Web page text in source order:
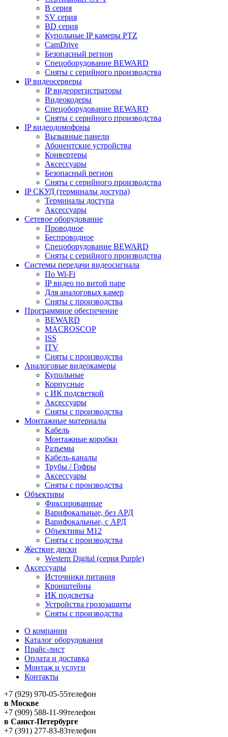
B серия
SV серия
BD серия
Купольные IP камеры PTZ
CamDrive
Безопасный регион
Спецоборудование BEWARD
Сняты с серийного производства
IP видеосерверы
IP видеорегистраторы
Видеокодеры
Спецоборудование BEWARD
Сняты с серийного производства
IP видеодомофоны
Вызывные панели
Абонентские устройства
Конвертеры
Аксессуары
Безопасный регион
Сняты с серийного производства
IP СКУД (терминалы доступа)
Терминалы доступа
Аксессуары
Сетевое оборудование
Проводное
Беспроводное
Спецоборудование BEWARD
Сняты с серийного производства
Системы передачи видеосигнала
По Wi-Fi
IP видео по витой паре
Для аналоговых камер
Сняты с производства
Программное обеспечение
BEWARD
MACROSCOP
ISS
ITV
Сняты с производства
Аналоговые видеокамеры
Купольные
Корпусные
c ИК подсветкой
Аксессуары
Сняты с производства
Монтажные материалы
Кабель
Монтажные коробки
Разъемы
Кабель-каналы
Трубы / Гофры
Аксессуары
Сняты с производства
Объективы
Фиксированные
Варифокальные, без АРД
Варифокальные, с АРД
Объективы M12
Сняты с производства
Жесткие диски
Western Digital (серия Purple)
Аксессуары
Источники питания
Кронштейны
ИК подсветка
Устройства грозозащиты
Сняты с производства
О компании
Каталог оборудования
Прайс-лист
Оплата и доставка
Монтаж и услуги
Контакты
+7 (929) 970-05-55телефон
в Москве
+7 (909) 588-11-99телефон
в Санкт-Петербурге
+7 (391) 277-83-83телефон